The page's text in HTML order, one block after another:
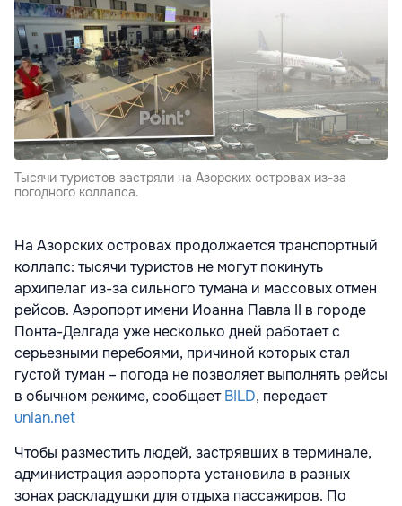
Тысячи туристов застряли на Азорских островах из-за
погодного коллапса.
На Азорских островах продолжается транспортный
коллапс: тысячи туристов не могут покинуть
архипелаг из-за сильного тумана и массовых отмен
рейсов. Аэропорт имени Иоанна Павла II в городе
Понта-Делгада уже несколько дней работает с
серьезными перебоями, причиной которых стал
густой туман – погода не позволяет выполнять рейсы
в обычном режиме, сообщаетBILD, передает
unian.net
Чтобы разместить людей, застрявших в терминале,
администрация аэропорта установила в разных
зонах раскладушки для отдыха пассажиров. По